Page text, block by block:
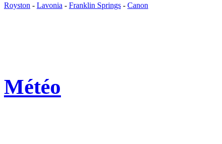
Royston - Lavonia - Franklin Springs - Canon
Météo